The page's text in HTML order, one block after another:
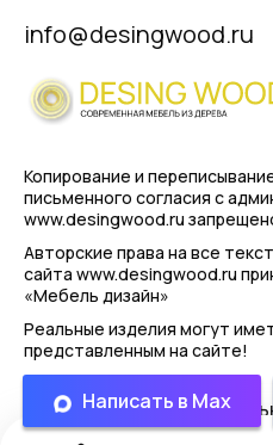
info@desingwood.ru
Копирование и
письменного согласия с
www.desingwood.ru
Авторские права на все
сайта www.desingwood.ru
«Мебель дизайн»
Реальные изделия могут
представленным на сайте!
ПолитикаНаписать в Max